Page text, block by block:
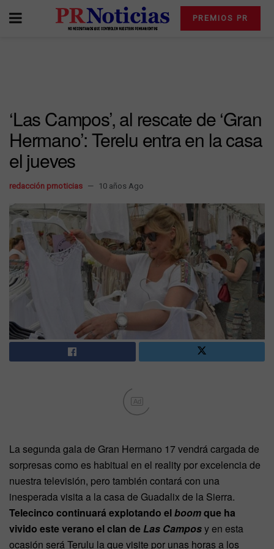
PREMIOS PR
‘Las Campos’, al rescate de ‘Gran
Hermano’: Terelu entra en la casa
el jueves
redacción prnoticias 10 años Ago
Ad
La segunda gala de Gran Hermano 17 vendrá cargada de
sorpresas como es habitual en el reality por excelencia de
nuestra televisión, pero también contará con una
inesperada visita a la casa de Guadalix de la Sierra.
Telecinco continuará explotando elboomque ha
vivido este verano el clan deLas Camposy en esta
ocasión será Terulu la que visite por unas horas a los